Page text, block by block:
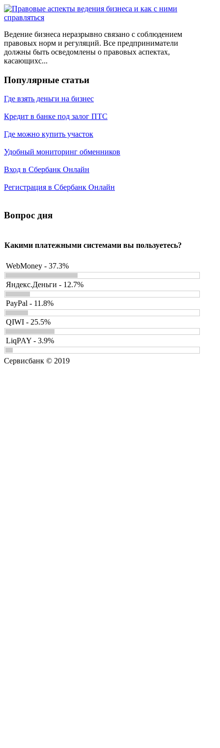
Ведение бизнеса неразрывно связано с соблюдением
правовых норм и регуляций. Все предприниматели
должны быть осведомлены о правовых аспектах,
касающихс...
Популярные статьи
Где взять деньги на бизнес
Кредит в банке под залог ПТС
Где можно купить участок
Удобный мониторинг обменников
Вход в Сбербанк Онлайн
Регистрация в Сбербанк Онлайн
Вопрос дня
Какими платежными системами вы пользуетесь?
WebMoney - 37.3%
Яндекс.Деньги - 12.7%
PayPal - 11.8%
QIWI - 25.5%
LiqPAY - 3.9%
Сервисбанк © 2019